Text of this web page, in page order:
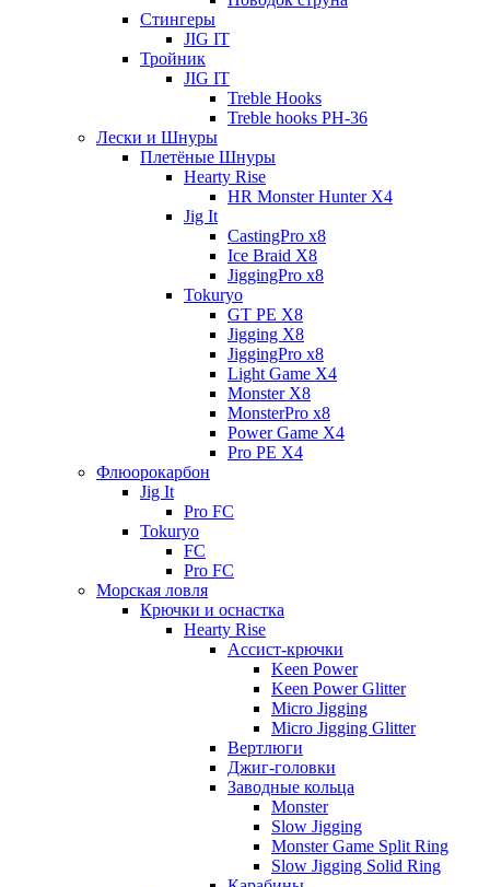
Стингеры
JIG IT
Тройник
JIG IT
Treble Hooks
Treble hooks PH-36
Лески и Шнуры
Плетёные Шнуры
Hearty Rise
HR Monster Hunter X4
Jig It
CastingPro x8
Ice Braid X8
JiggingPro x8
Tokuryo
GT PE X8
Jigging X8
JiggingPro x8
Light Game X4
Monster X8
MonsterPro x8
Power Game X4
Pro PE X4
Флюорокарбон
Jig It
Pro FC
Tokuryo
FC
Pro FC
Морская ловля
Крючки и оснастка
Hearty Rise
Ассист-крючки
Keen Power
Keen Power Glitter
Micro Jigging
Micro Jigging Glitter
Вертлюги
Джиг-головки
Заводные кольца
Monster
Slow Jigging
Monster Game Split Ring
Slow Jigging Solid Ring